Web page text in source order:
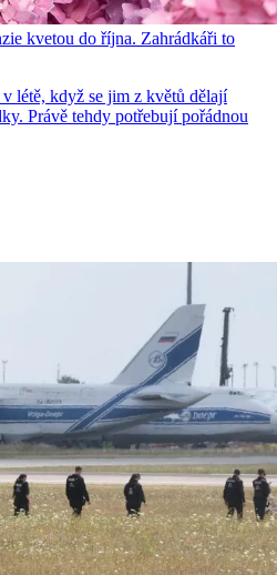
kvetou do října. Zahrádkáři to
létě, když se jim z květů dělají
Právě tehdy potřebují pořádnou